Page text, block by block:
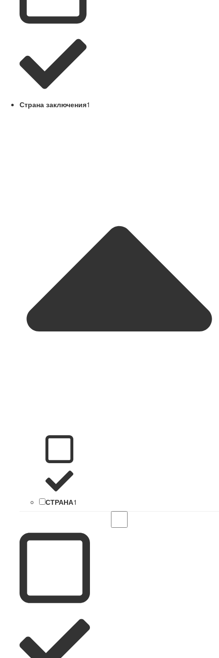
Страна заключения1
СТРАНА1